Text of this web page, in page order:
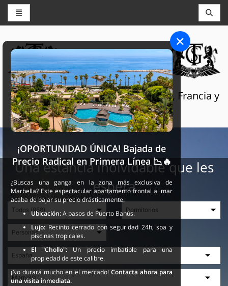
THE GRAND SELECTION
Servicios turísticos de lujo en Suiza, Francia y
España
Una estancia inolvidable que les
espera
¡OPORTUNIDAD ÚNICA! Bajada de
Precio Radical en Primera Línea 📉🔥
¿Buscas una ganga en la zona más exclusiva de
Marbella? Este espectacular apartamento frontal al mar
acaba de bajar su precio drásticamente.
Ubicación:A pasos de Puerto Banús.
Lujo: Recinto cerrado con seguridad 24h, spa y
piscinas tropicales.
El "Chollo":Un precio imbatible para una
propiedad de este calibre.
¡No durará mucho en el mercado!Contacta ahora para
una visita inmediata.